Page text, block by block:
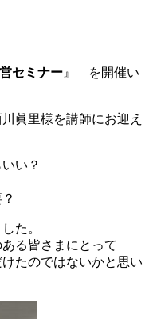
セミナー 』 を開催い
眞里様を講師にお迎え
い？
た。
る皆さまにとって
たのではないかと思い